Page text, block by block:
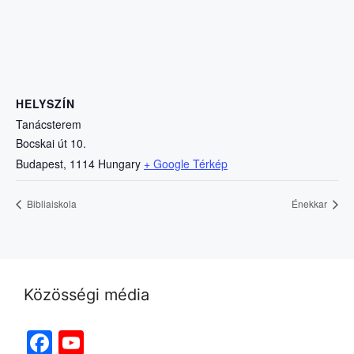
HELYSZÍN
Tanácsterem
Bocskai út 10.
Budapest, 1114 Hungary + Google Térkép
Bibliaiskola Énekkar
Közösségi média
Facebook